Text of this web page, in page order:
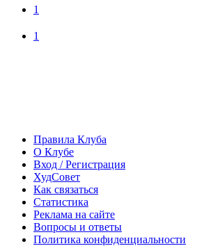
1
1
Правила Клуба
О Клубе
Вход / Регистрация
ХудСовет
Как связаться
Статистика
Реклама на сайте
Вопросы и ответы
Политика конфиденциальности